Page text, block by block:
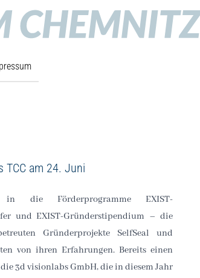
TCC am 24. Juni
in die Förderprogramme EXIST-
und EXIST-Gründerstipendium – die
Gründerprojekte SelfSeal und
von ihren Erfahrungen. Bereits einen
3d visionlabs GmbH, die in diesem Jahr